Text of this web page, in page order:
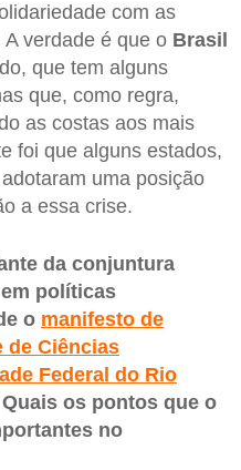
com as
verdade é que o Brasil
que tem alguns
que, como regra,
as costas aos mais
foi que alguns estados,
uma posição
a essa crise.
da conjuntura
políticas
o manifesto de
de Ciências
Federal do Rio
os pontos que o
no